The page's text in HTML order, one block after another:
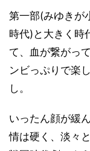
第一部(みゆきが
時代)と大きく時
て、血が繋がっ
ンビっぷりで楽
し。
いったん顔が緩
情は硬く、淡々